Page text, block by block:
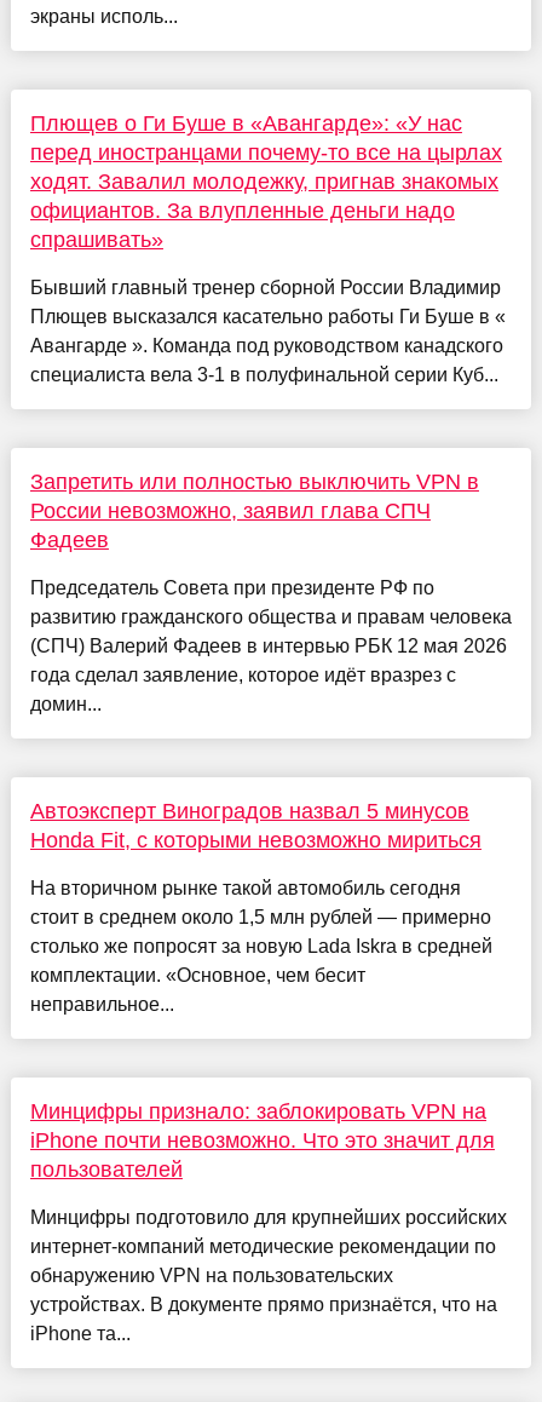
экраны исполь...
Плющев о Ги Буше в «Авангарде»: «У нас
перед иностранцами почему-то все на цырлах
ходят. Завалил молодежку, пригнав знакомых
официантов. За влупленные деньги надо
спрашивать»
Бывший главный тренер сборной России Владимир
Плющев высказался касательно работы Ги Буше в «
Авангарде ». Команда под руководством канадского
специалиста вела 3-1 в полуфинальной серии Куб...
Запретить или полностью выключить VPN в
России невозможно, заявил глава СПЧ
Фадеев
Председатель Совета при президенте РФ по
развитию гражданского общества и правам человека
(СПЧ) Валерий Фадеев в интервью РБК 12 мая 2026
года сделал заявление, которое идёт вразрез с
домин...
Автоэксперт Виноградов назвал 5 минусов
Honda Fit, с которыми невозможно мириться
На вторичном рынке такой автомобиль сегодня
стоит в среднем около 1,5 млн рублей — примерно
столько же попросят за новую Lada Iskra в средней
комплектации. «Основное, чем бесит
неправильное...
Минцифры признало: заблокировать VPN на
iPhone почти невозможно. Что это значит для
пользователей
Минцифры подготовило для крупнейших российских
интернет-компаний методические рекомендации по
обнаружению VPN на пользовательских
устройствах. В документе прямо признаётся, что на
iPhone та...